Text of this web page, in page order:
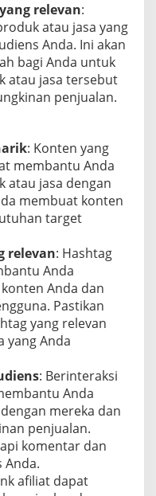
relevan:
atau jasa yang
Anda. Ini akan
bagi Anda untuk
atau jasa tersebut
penjualan.
: Konten yang
membantu Anda
atau jasa dengan
membuat konten
target
relevan: Hashtag
Anda
Anda dan
Pastikan
yang relevan
yang Anda
: Berinteraksi
Anda
mereka dan
penjualan.
komentar dan
Anda.
afiliat dapat